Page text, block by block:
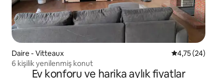
Daire - Vitteaux 5 üzerinden
4,75 (24)
6 kişilik yenilenmiş konut
Ev konforu ve harika aylık fiyatlar